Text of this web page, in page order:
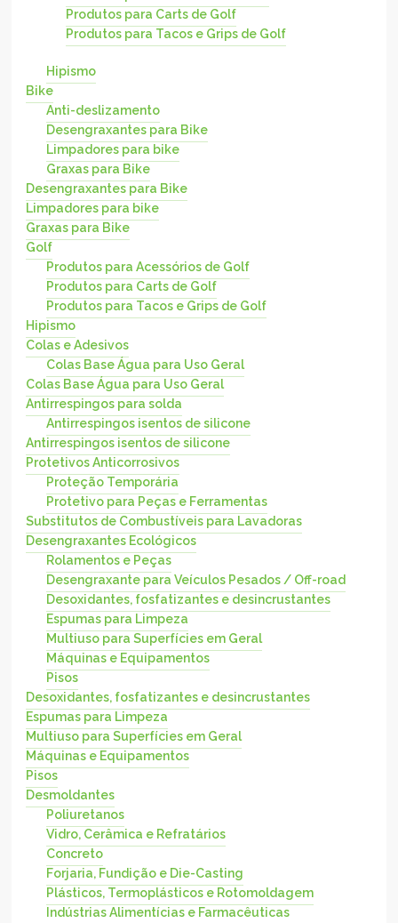
Produtos para Carts de Golf
Produtos para Tacos e Grips de Golf
Hipismo
Bike
Anti-deslizamento
Desengraxantes para Bike
Limpadores para bike
Graxas para Bike
Desengraxantes para Bike
Limpadores para bike
Graxas para Bike
Golf
Produtos para Acessórios de Golf
Produtos para Carts de Golf
Produtos para Tacos e Grips de Golf
Hipismo
Colas e Adesivos
Colas Base Água para Uso Geral
Colas Base Água para Uso Geral
Antirrespingos para solda
Antirrespingos isentos de silicone
Antirrespingos isentos de silicone
Protetivos Anticorrosivos
Proteção Temporária
Protetivo para Peças e Ferramentas
Substitutos de Combustíveis para Lavadoras
Desengraxantes Ecológicos
Rolamentos e Peças
Desengraxante para Veículos Pesados / Off-road
Desoxidantes, fosfatizantes e desincrustantes
Espumas para Limpeza
Multiuso para Superfícies em Geral
Máquinas e Equipamentos
Pisos
Desoxidantes, fosfatizantes e desincrustantes
Espumas para Limpeza
Multiuso para Superfícies em Geral
Máquinas e Equipamentos
Pisos
Desmoldantes
Poliuretanos
Vidro, Cerâmica e Refratários
Concreto
Forjaria, Fundição e Die-Casting
Plásticos, Termoplásticos e Rotomoldagem
Indústrias Alimentícias e Farmacêuticas